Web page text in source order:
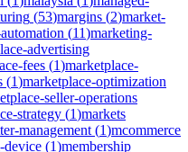
(53)margins (2)market-
(11)marketing-
advertising
fees (1)marketplace-
(1)marketplace-optimization
seller-operations
strategy (1)markets
management (1)mcommerce
device (1)membership